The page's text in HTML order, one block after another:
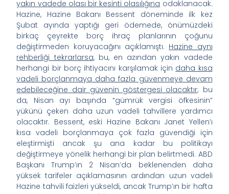
yakın vadede olası bir kesinti olasılığına odaklanacak.
Hazine, Hazine Bakanı Bessent döneminde ilk kez
Şubat ayında yaptığı geri ödemede, önümüzdeki
birkaç çeyrekte borç ihraç planlarının çoğunu
değiştirmeden koruyacağını açıklamıştı. Hazine aynı
rehberliği tekrarlarsa, bu, en azından yakın vadede
herhangi bir borç ihtiyacını karşılamak için daha kısa
vadeli borçlanmaya daha fazla güvenmeye devam
edebileceğine dair güvenin göstergesi olacaktır; bu
da, Nisan ayı başında “gümrük vergisi öfkesinin”
yükünü çeken daha uzun vadeli tahvillere yardımcı
olacaktır. Bessent, eski Hazine Bakanı Janet Yellen’ı
kısa vadeli borçlanmaya çok fazla güvendiği için
eleştirmişti ancak şu ana kadar bu politikayı
değiştirmeye yönelik herhangi bir plan belirtmedi. ABD
Başkanı Trump’ın 2 Nisan’da beklenenden daha
yüksek tarifeler açıklamasının ardından uzun vadeli
Hazine tahvili faizleri yükseldi, ancak Trump’ın bir hafta